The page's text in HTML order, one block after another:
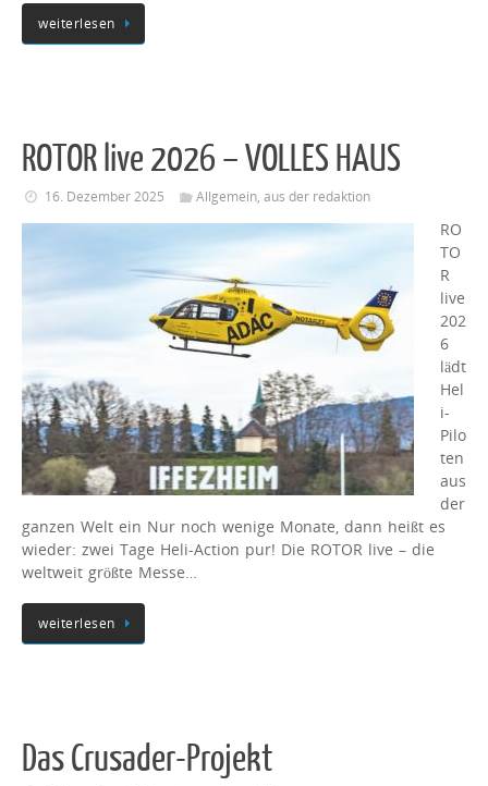
weiterlesen
ROTOR live 2026 – VOLLES HAUS
16. Dezember 2025 Allgemein,aus der redaktion
RO
TO
R
live
202
6
lädt
Hel
i-
Pilo
ten
aus
der
ganzen Welt ein Nur noch wenige Monate, dann heißt es
wieder: zwei Tage Heli-Action pur! Die ROTOR live – die
weltweit größte Messe…
weiterlesen
Das Crusader-Projekt